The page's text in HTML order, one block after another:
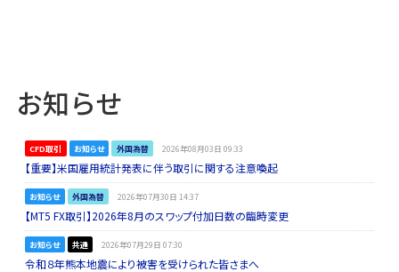
お知らせ
CFD取引 お知らせ 外国為替 2026年08月03日 09:33
【重要】米国雇用統計発表に伴う取引に関する注意喚起
お知らせ 外国為替 2026年07月30日 14:37
【MT5 FX取引】2026年8月のスワップ付加日数の臨時変更
お知らせ 共通 2026年07月29日 07:30
令和８年熊本地震により被害を受けられた皆さまへ